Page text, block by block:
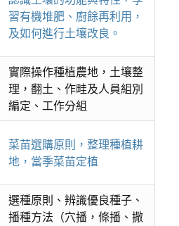
習有機堆肥、廚餘再利用，
及如何進行土壤改良。
實際操作種植農地，土壤整
理，翻土、作畦及人員組別
編定、工作分組
菜苗選購原則，整理種植耕
地，當季菜苗定植
選種原則、辨識優良種子、
播種方法（穴播，條播、撒